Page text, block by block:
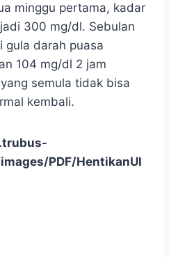
minggu pertama, kadar
300 mg/dl. Sebulan
gula darah puasa
104 mg/dl 2 jam
semula tidak bisa
kembali.
PDF/HentikanUl